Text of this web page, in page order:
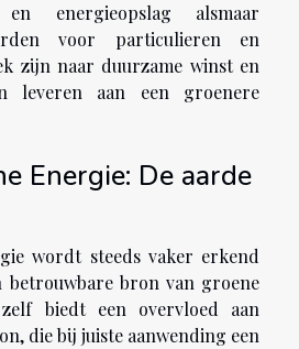
en energieopslag alsmaar
voor particulieren en
zijn naar duurzame winst en
leveren aan een groenere
Energie: De aarde
wordt steeds vaker erkend
betrouwbare bron van groene
biedt een overvloed aan
die bij juiste aanwending een